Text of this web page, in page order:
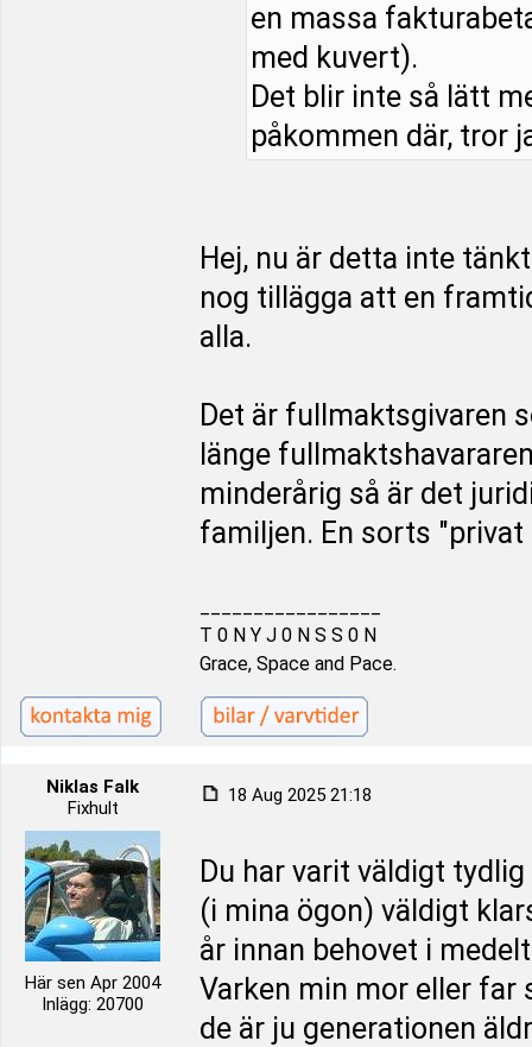
en massa
med kuvert).
Det blir inte så lätt
påkommen där, tror
Hej, nu är detta inte
nog tillägga att en
alla.
Det är fullmaktsgivaren
länge
minderårig så är det
familjen. En sorts "privat
T 0 N Y J 0 N S S 0 N
Grace, Space and Pace.
Niklas Falk
Fixhult
Här sen Apr 2004
Inlägg: 20700
18 Aug 2025 21:18
Du har varit väldigt
(i mina ögon) väldigt
år innan behovet i
Varken min mor eller far
de är ju generationen